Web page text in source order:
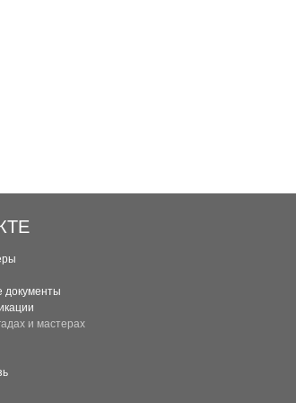
документы
и мастерах